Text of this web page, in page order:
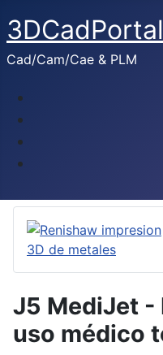
3DCadPortal
Cad/Cam/Cae & PLM
J5 MediJet -
uso médico